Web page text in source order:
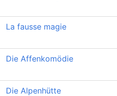
La fausse magie
Die Affenkomödie
Die Alpenhütte